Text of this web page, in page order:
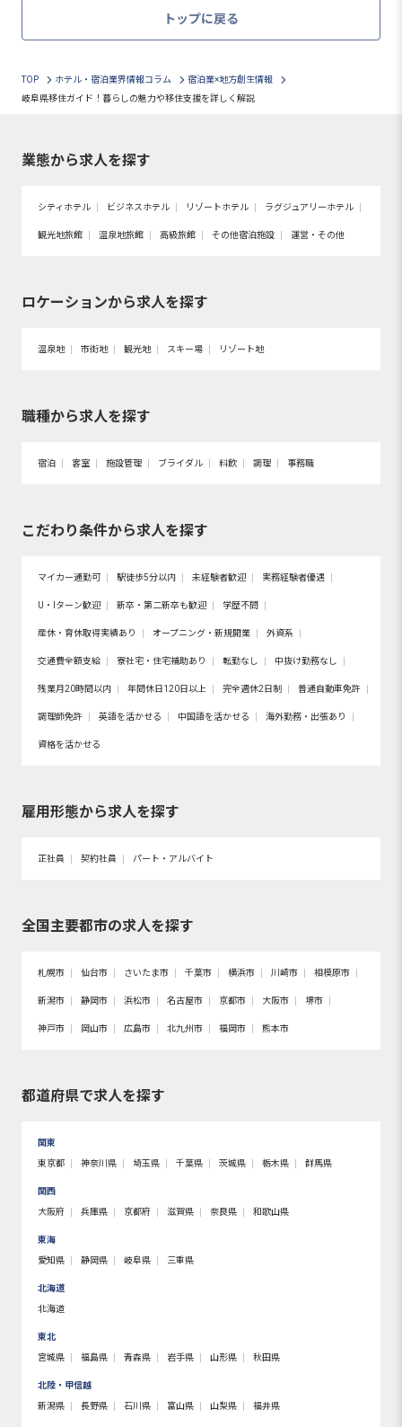
トップに戻る
TOP ホテル・宿泊業界情報コラム
宿泊業×地方創生情報
岐阜県移住ガイド！暮らしの魅力や移住支援を詳しく解説
業態から求人を探す
シティホテル ビジネスホテル リゾートホテル ラグジュアリーホテル
観光地旅館 温泉地旅館 高級旅館 その他宿泊施設 運営・その他
ロケーションから求人を探す
温泉地 市街地 観光地 スキー場 リゾート地
職種から求人を探す
宿泊 客室 施設管理 ブライダル 料飲 調理 事務職
こだわり条件から求人を探す
マイカー通勤可 駅徒歩5分以内 未経験者歓迎 実務経験者優遇
U・Iターン歓迎 新卒・第二新卒も歓迎 学歴不問
産休・育休取得実績あり オープニング・新規開業 外資系
交通費全額支給 寮社宅・住宅補助あり 転勤なし 中抜け勤務なし
残業月20時間以内 年間休日120日以上 完全週休2日制 普通自動車免許
調理師免許 英語を活かせる 中国語を活かせる 海外勤務・出張あり
資格を活かせる
雇用形態から求人を探す
正社員 契約社員 パート・アルバイト
全国主要都市の求人を探す
札幌市 仙台市 さいたま市 千葉市 横浜市 川崎市 相模原市
新潟市 静岡市 浜松市 名古屋市 京都市 大阪市 堺市
神戸市 岡山市 広島市 北九州市 福岡市 熊本市
都道府県で求人を探す
関東
東京都 神奈川県 埼玉県 千葉県 茨城県 栃木県 群馬県
関西
大阪府 兵庫県 京都府 滋賀県 奈良県 和歌山県
東海
愛知県 静岡県 岐阜県 三重県
北海道
北海道
東北
宮城県 福島県 青森県 岩手県 山形県 秋田県
北陸・甲信越
新潟県 長野県 石川県 富山県 山梨県 福井県